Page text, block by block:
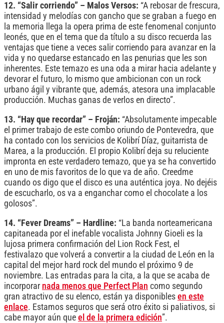
12. “Salir corriendo” – Malos Versos: “A rebosar de frescura,
intensidad y melodías con gancho que se graban a fuego en
la memoria llega la opera prima de este fenomenal conjunto
leonés, que en el tema que da título a su disco recuerda las
ventajas que tiene a veces salir corriendo para avanzar en la
vida y no quedarse estancado en las penurias que les son
inherentes. Este temazo es una oda a mirar hacia adelante y
devorar el futuro, lo mismo que ambicionan con un rock
urbano ágil y vibrante que, además, atesora una implacable
producción. Muchas ganas de verlos en directo”.
13. “Hay que recordar” – Froján: “Absolutamente impecable
el primer trabajo de este combo oriundo de Pontevedra, que
ha contado con los servicios de Kolibrí Díaz, guitarrista de
Marea, a la producción. El propio Kolibrí deja su reluciente
impronta en este verdadero temazo, que ya se ha convertido
en uno de mis favoritos de lo que va de año. Creedme
cuando os digo que el disco es una auténtica joya. No dejéis
de escucharlo, os va a enganchar como el chocolate a los
golosos”.
14. “Fever Dreams” – Hardline: “La banda norteamericana
capitaneada por el inefable vocalista Johnny Gioeli es la
lujosa primera confirmación del Lion Rock Fest, el
festivalazo que volverá a convertir a la ciudad de León en la
capital del mejor hard rock del mundo el próximo 9 de
noviembre. Las entradas para la cita, a la que se acaba de
incorporar nada menos que Perfect Plan como segundo
gran atractivo de su elenco, están ya disponibles en este
enlace. Estamos seguros que será otro éxito si paliativos, si
cabe mayor aún que el de la primera edición”.